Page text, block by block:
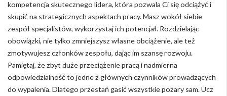
kompetencja skutecznego lidera, która pozwala Ci się odciążyć i
skupić na strategicznych aspektach pracy. Masz wokół siebie
zespół specjalistów, wykorzystaj ich potencjał. Rozdzielając
obowiązki, nie tylko zmniejszysz własne obciążenie, ale też
zmotywujesz członków zespołu, dając im szansę rozwoju.
Pamiętaj, że zbyt duże przeciążenie pracą i nadmierna
odpowiedzialność to jedne z głównych czynników prowadzących
do wypalenia. Dlatego przestań gasić wszystkie pożary sam. Ucz